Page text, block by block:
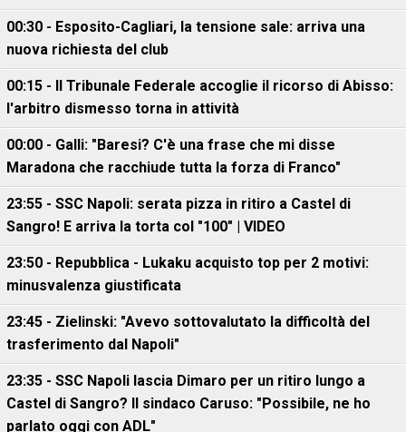
00:30 - Esposito-Cagliari, la tensione sale: arriva una
nuova richiesta del club
00:15 - Il Tribunale Federale accoglie il ricorso di Abisso:
l'arbitro dismesso torna in attività
00:00 - Galli: "Baresi? C'è una frase che mi disse
Maradona che racchiude tutta la forza di Franco"
23:55 - SSC Napoli: serata pizza in ritiro a Castel di
Sangro! E arriva la torta col "100" | VIDEO
23:50 - Repubblica - Lukaku acquisto top per 2 motivi:
minusvalenza giustificata
23:45 - Zielinski: "Avevo sottovalutato la difficoltà del
trasferimento dal Napoli"
23:35 - SSC Napoli lascia Dimaro per un ritiro lungo a
Castel di Sangro? Il sindaco Caruso: "Possibile, ne ho
parlato oggi con ADL"